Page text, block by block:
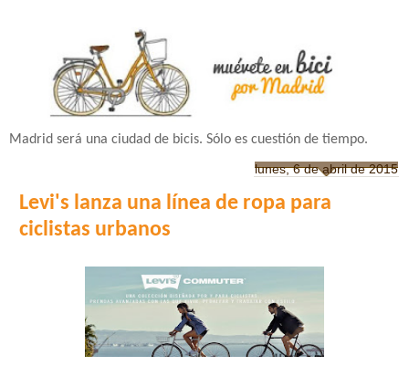
Madrid será una ciudad de bicis. Sólo es cuestión de tiempo.
lunes, 6 de abril de 2015
Levi's lanza una línea de ropa para
ciclistas urbanos